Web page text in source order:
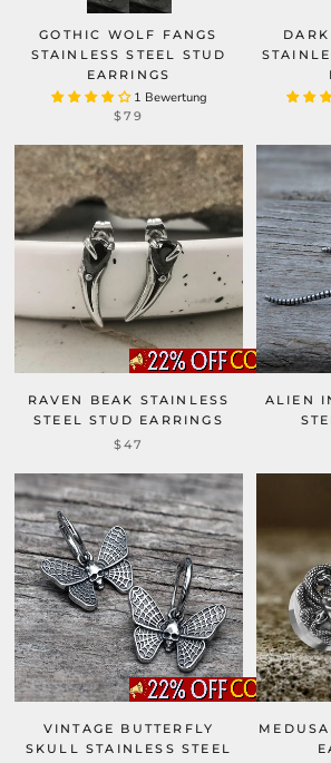
GOTHIC WOLF FANGS
STAINLESS STEEL STUD
EARRINGS
1 Bewertung
$79
RAVEN BEAK STAINLESS
STEEL STUD EARRINGS
$47
ALIEN
VINTAGE BUTTERFLY
SKULL STAINLESS STEEL